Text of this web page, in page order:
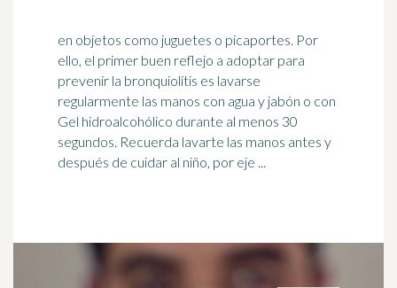
en objetos como juguetes o picaportes. Por
ello, el primer buen reflejo a adoptar para
prevenir la bronquiolitis es lavarse
regularmente las manos con agua y jabón o con
Gel hidroalcohólico durante al menos 30
segundos. Recuerda lavarte las manos antes y
después de cuidar al niño, por eje ...